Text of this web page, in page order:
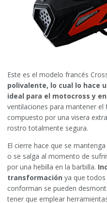
Este es el modelo francés
polivalente, lo cual lo hace
ideal para el motocross y
ventilaciones para mantener
compuesto por una visera
rostro totalmente segura.
El cierre hace que se
o se salga al momento de
por una hebilla en la barbilla.
transformación ya que
conforman se pueden
tener que emplear